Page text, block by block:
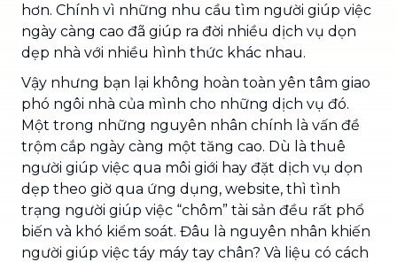
hơn. Chính vì những nhu cầu tìm người giúp việc
ngày càng cao đã giúp ra đời nhiều dịch vụ dọn
dẹp nhà với nhiều hình thức khác nhau.
Vậy nhưng bạn lại không hoàn toàn yên tâm giao
phó ngôi nhà của mình cho những dịch vụ đó.
Một trong những nguyên nhân chính là vấn đề
trộm cắp ngày càng một tăng cao. Dù là thuê
người giúp việc qua môi giới hay đặt dịch vụ dọn
dẹp theo giờ qua ứng dụng, website, thì tình
trạng người giúp việc “chôm” tài sản đều rất phổ
biến và khó kiểm soát. Đâu là nguyên nhân khiến
người giúp việc táy máy tay chân? Và liệu có cách